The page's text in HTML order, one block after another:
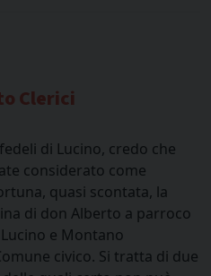
Clerici
di Lucino, credo che
considerato come
quasi scontata, la
di don Alberto a parroco
e Montano
civico. Si tratta di due